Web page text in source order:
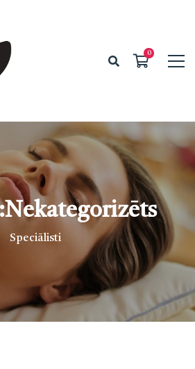
Speciālisti